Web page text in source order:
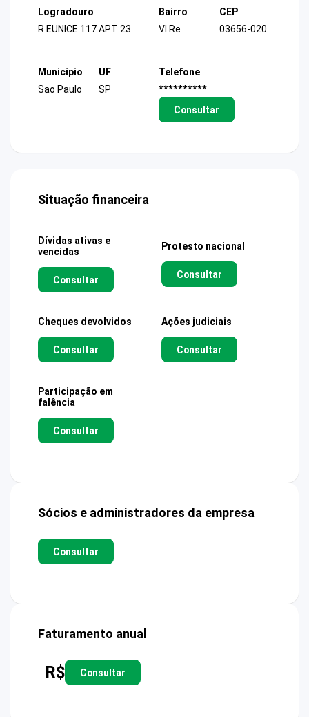
Logradouro
R EUNICE 117 APT 23
Bairro
Vl Re
CEP
03656-020
Município
Sao Paulo
UF
SP
Telefone
**********
Consultar
Situação financeira
Dívidas ativas e
vencidas
Consultar
Protesto nacional
Consultar
Cheques devolvidos
Consultar
Ações judiciais
Consultar
Participação em
falência
Consultar
Sócios e administradores da empresa
Consultar
Faturamento anual
R$ Consultar